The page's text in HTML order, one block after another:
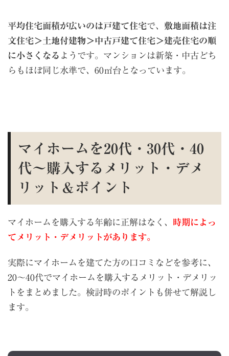
平均住宅面積が広いのは戸建て住宅で、 敷地面積は注
文住宅＞土地付建物＞中古戸建て住宅＞建売住宅の順
に小さくなる ようです。マンションは新築・中古どち
らもほぼ同じ水準で、60㎡台となっています。
マイホームを20代・ 30代・ 40
代〜購入するメリット・デメ
リット＆ポイント
マイホームを購入する年齢に正解はなく、 時期によっ
てメリット・デメリットがあります。
実際にマイホームを建てた方の口コミなどを参考に、
20～40代でマイホームを購入するメリット・デメリッ
トをまとめました。検討時のポイントも併せて解説し
ます。